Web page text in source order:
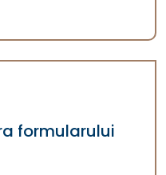
formularului